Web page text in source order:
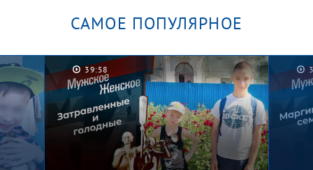
САМОЕ ПОПУЛЯРНОЕ
39:58